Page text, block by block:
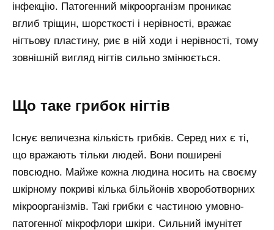
інфекцію. Патогенний мікроорганізм проникає
вглиб тріщин, шорсткості і нерівності, вражає
нігтьову пластину, риє в ній ходи і нерівності, тому
зовнішній вигляд нігтів сильно змінюється.
Що таке грибок нігтів
Існує величезна кількість грибків. Серед них є ті,
що вражають тільки людей. Вони поширені
повсюдно. Майже кожна людина носить на своєму
шкірному покриві кілька більйонів хвороботворних
мікроорганізмів. Такі грибки є частиною умовно-
патогенної мікрофлори шкіри. Сильний імунітет